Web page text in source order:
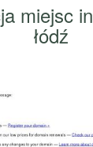
miejsc
łódź